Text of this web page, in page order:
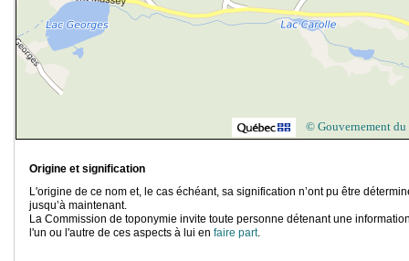
© Gouvernement du
Origine et signification
L'origine de ce nom et, le cas échéant, sa signification n’ont pu être
jusqu’à maintenant.
La Commission de toponymie invite toute personne détenant une
l'un ou l'autre de ces aspects à lui en faire part.